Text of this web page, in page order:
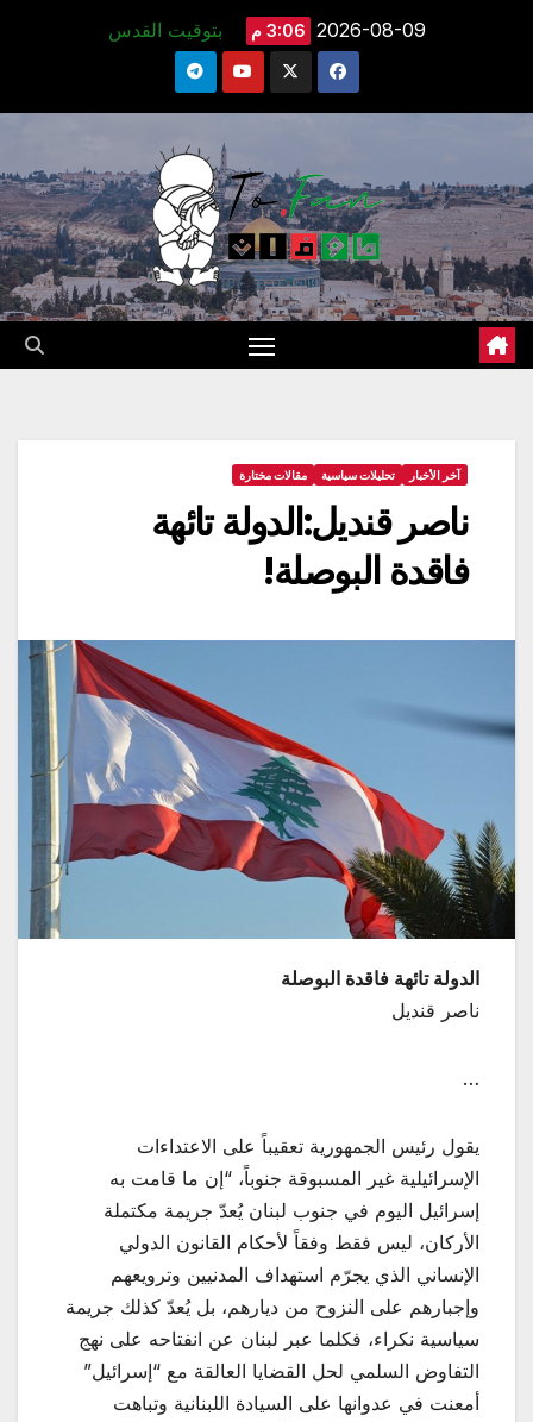
2026-08-09 3:06 م بتوقيت القدس
آخر الأخبار تحليلات سياسية مقالات مختارة
ناصر قنديل:الدولة تائهة
فاقدة البوصلة!
الدولة تائهة فاقدة البوصلة
ناصر قنديل
…
يقول رئيس الجمهورية تعقيباً على الاعتداءات
الإسرائيلية غير المسبوقة جنوباً، “إن ما قامت به
إسرائيل اليوم في جنوب لبنان يُعدّ جريمة مكتملة
الأركان، ليس فقط وفقاً لأحكام القانون الدولي
الإنساني الذي يجرّم استهداف المدنيين وترويعهم
وإجبارهم على النزوح من ديارهم، بل يُعدّ كذلك جريمة
سياسية نكراء، فكلما عبر لبنان عن انفتاحه على نهج
التفاوض السلمي لحل القضايا العالقة مع “إسرائيل”
أمعنت في عدوانها على السيادة اللبنانية وتباهت